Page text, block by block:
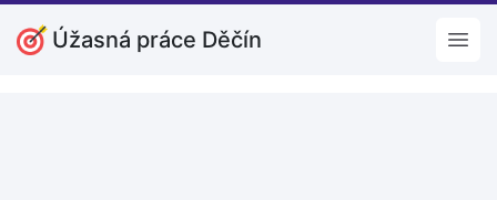
Úžasná práce Děčín